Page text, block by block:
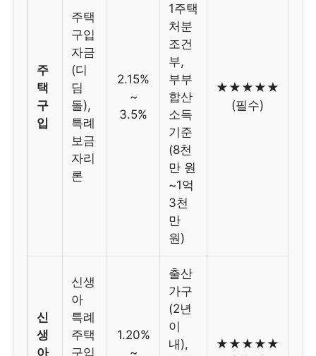
주
택
구
입
주택
구입
자금
(디
딤
돌),
특례
보금
자리
론
2.15%
~
3.5%
1주택
처분
조건
부,
부부
합산
소득
기준
(8천
만 원
~1억
3천
만
원)
★★★★★
(필수)
신
생
아
신생
아
특례
주택
구입
1.20%
~
출산
가구
(2년
이
내),
★★★★★